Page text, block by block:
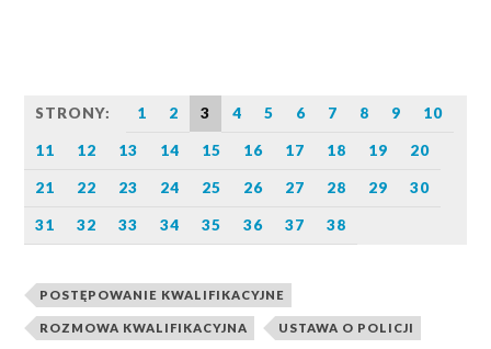
STRONY: 1 2 3 4 5 6 7 8 9 10
11 12 13 14 15 16 17 18 19 20
21 22 23 24 25 26 27 28 29 30
31 32 33 34 35 36 37 38
POSTĘPOWANIE KWALIFIKACYJNE
ROZMOWA KWALIFIKACYJNA USTAWA O POLICJI